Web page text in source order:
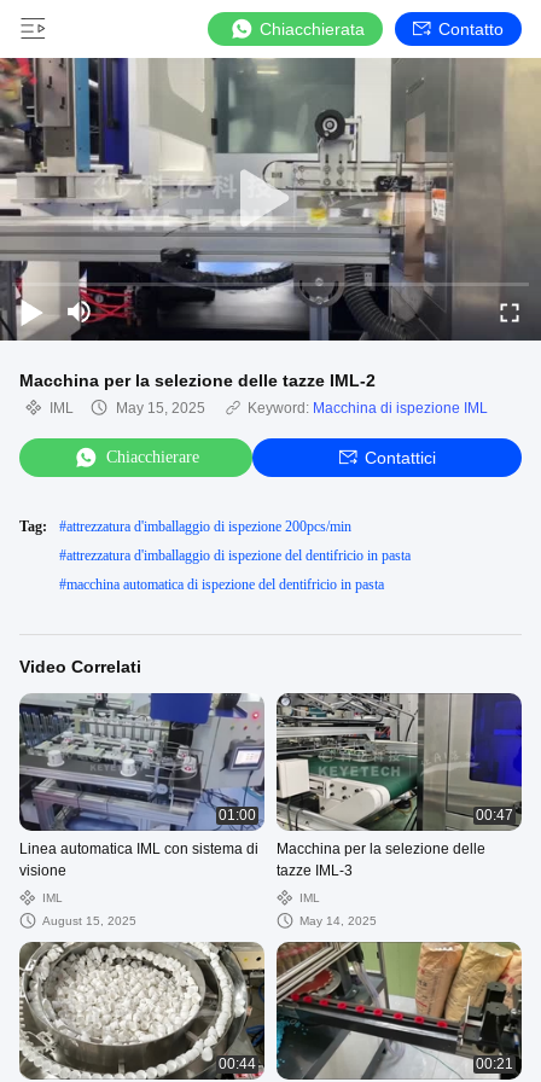
Chiacchierata Contatto
Macchina per la selezione delle tazze IML-2
IML May 15, 2025 Keyword: Macchina di ispezione IML
Chiacchierare Contattici
Tag: #attrezzatura d'imballaggio di ispezione 200pcs/min
#attrezzatura d'imballaggio di ispezione del dentifricio in pasta
#macchina automatica di ispezione del dentifricio in pasta
Video Correlati
01:00
Linea automatica IML con sistema di
visione
IML
August 15, 2025
00:47
Macchina per la selezione delle
tazze IML-3
IML
May 14, 2025
00:44 00:21